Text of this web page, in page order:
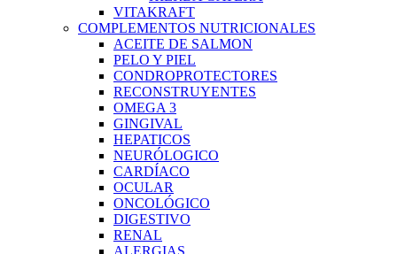
VITAKRAFT
COMPLEMENTOS NUTRICIONALES
ACEITE DE SALMON
PELO Y PIEL
CONDROPROTECTORES
RECONSTRUYENTES
OMEGA 3
GINGIVAL
HEPATICOS
NEURÓLOGICO
CARDÍACO
OCULAR
ONCOLÓGICO
DIGESTIVO
RENAL
ALERGIAS